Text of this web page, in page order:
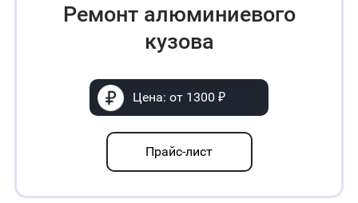
Ремонт алюминиевого
кузова
Цена: от 1300 ₽
Прайс-лист